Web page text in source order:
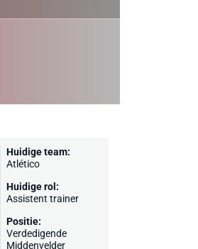
Huidige team:
Atlético
Huidige rol:
Assistent trainer
Positie:
Verdedigende
Middenvelder